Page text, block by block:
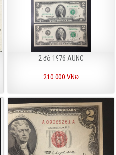
2 đô 1976 AUNC
210.000 VNĐ